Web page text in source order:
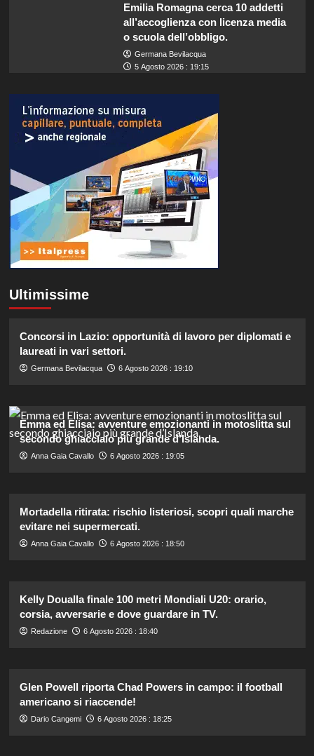
Emilia Romagna cerca 10 addetti
all’accoglienza con licenza media
o scuola dell’obbligo.
Germana Bevilacqua
5 Agosto 2026 : 19:15
Ultimissime
Concorsi in Lazio: opportunità di lavoro per diplomati e
laureati in vari settori.
Germana Bevilacqua 6 Agosto 2026 : 19:10
Emma ed Elisa: avventure emozionanti in motoslitta sul
secondo ghiacciaio più grande d’Islanda.
Anna Gaia Cavallo 6 Agosto 2026 : 19:05
Mortadella ritirata: rischio listeriosi, scopri quali marche
evitare nei supermercati.
Anna Gaia Cavallo 6 Agosto 2026 : 18:50
Kelly Doualla finale 100 metri Mondiali U20: orario,
corsia, avversarie e dove guardare in TV.
Redazione 6 Agosto 2026 : 18:40
Glen Powell riporta Chad Powers in campo: il football
americano si riaccende!
Dario Cangemi 6 Agosto 2026 : 18:25